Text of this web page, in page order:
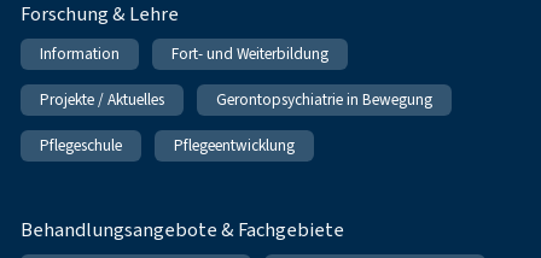
Forschung & Lehre
Information Fort- und Weiterbildung
Projekte / Aktuelles Gerontopsychiatrie in Bewegung
Pflegeschule Pflegeentwicklung
Behandlungsangebote & Fachgebiete